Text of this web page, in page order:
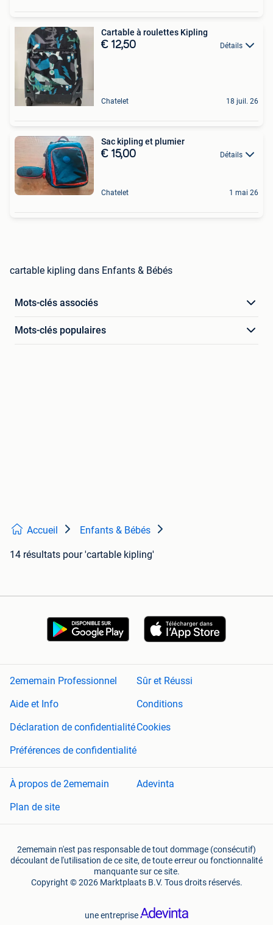
Cartable à roulettes Kipling
€ 12,50 Détails
Chatelet 18 juil. 26
Sac kipling et plumier
€ 15,00 Détails
Chatelet 1 mai 26
cartable kipling dans Enfants & Bébés
Mots-clés associés
Mots-clés populaires
Accueil Enfants & Bébés
14 résultats pour 'cartable kipling'
2ememain Professionnel
Sûr et Réussi
Aide et Info
Conditions
Déclaration de confidentialitéCookies
Préférences de confidentialité
À propos de 2ememain
Adevinta
Plan de site
2ememain n'est pas responsable de tout dommage (consécutif)
découlant de l'utilisation de ce site, de toute erreur ou fonctionnalité
manquante sur ce site.
Copyright © 2026 Marktplaats B.V. Tous droits réservés.
une entreprise